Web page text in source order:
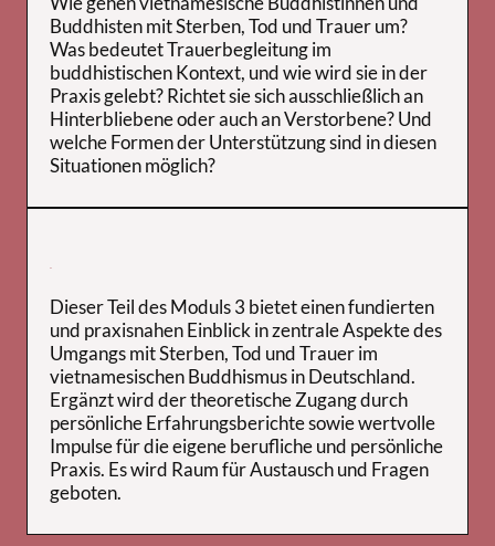
Buddhisten mit Sterben, Tod und Trauer um?
Was bedeutet Trauerbegleitung im
buddhistischen Kontext, und wie wird sie in der
Praxis gelebt? Richtet sie sich ausschließlich an
Hinterbliebene oder auch an Verstorbene? Und
welche Formen der Unterstützung sind in diesen
Situationen möglich?
.
Dieser Teil des Moduls 3 bietet einen fundierten
und praxisnahen Einblick in zentrale Aspekte des
Umgangs mit Sterben, Tod und Trauer im
vietnamesischen Buddhismus in Deutschland.
Ergänzt wird der theoretische Zugang durch
persönliche Erfahrungsberichte sowie wertvolle
Impulse für die eigene berufliche und persönliche
Praxis. Es wird Raum für Austausch und Fragen
geboten.